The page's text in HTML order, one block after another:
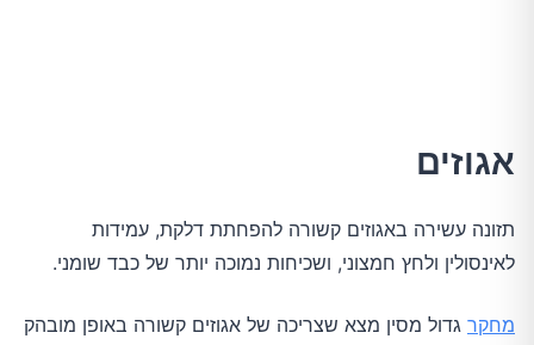
אגוזים
תזונה עשירה באגוזים קשורה להפחתת דלקת, עמידות
לאינסולין ולחץ חמצוני, ושכיחות נמוכה יותר של כבד שומני.
מחקר גדול מסין מצא שצריכה של אגוזים קשורה באופן מובהק